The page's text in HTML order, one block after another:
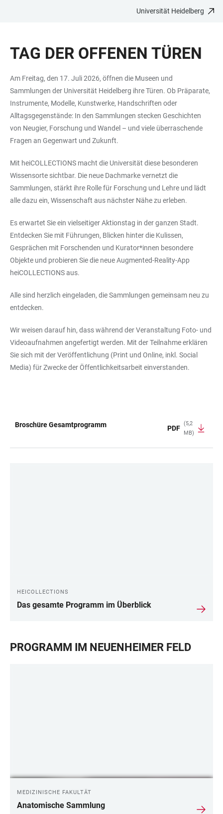
BARRIEREFREIHEIT
Universität Heidelberg
TAG DER OFFENEN TÜREN
Am Freitag, den 17. Juli 2026, öffnen die Museen und
Sammlungen der Universität Heidelberg ihre Türen. Ob Präparate,
Instrumente, Modelle, Kunstwerke, Handschriften oder
Alltagsgegenstände: In den Sammlungen stecken Geschichten
von Neugier, Forschung und Wandel – und viele überraschende
Fragen an Gegenwart und Zukunft.
Mit heiCOLLECTIONS macht die Universität diese besonderen
Wissensorte sichtbar. Die neue Dachmarke vernetzt die
Sammlungen, stärkt ihre Rolle für Forschung und Lehre und lädt
alle dazu ein, Wissenschaft aus nächster Nähe zu erleben.
Es erwartet Sie ein vielseitiger Aktionstag in der ganzen Stadt.
Entdecken Sie mit Führungen, Blicken hinter die Kulissen,
Gesprächen mit Forschenden und Kurator*innen besondere
Objekte und probieren Sie die neue Augmented-Reality-App
heiCOLLECTIONS aus.
Alle sind herzlich eingeladen, die Sammlungen gemeinsam neu zu
entdecken.
Wir weisen darauf hin, dass während der Veranstaltung Foto- und
Videoaufnahmen angefertigt werden. Mit der Teilnahme erklären
Sie sich mit der Veröffentlichung (Print und Online, inkl. Social
Media) für Zwecke der Öffentlichkeitsarbeit einverstanden.
Broschüre Gesamtprogramm PDF
(5,2
MB)
HEICOLLECTIONS
Das gesamte Programm im Überblick
PROGRAMM IM NEUENHEIMER FELD
MEDIZINISCHE FAKULTÄT
Anatomische Sammlung